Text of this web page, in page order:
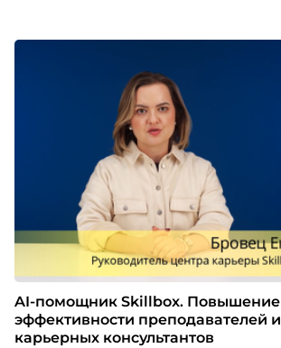
AI-помощник Skillbox. Повышение
эффективности преподавателей и
карьерных консультантов